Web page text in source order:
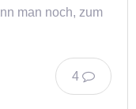
man noch, zum
4